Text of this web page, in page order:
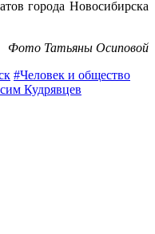
города Новосибирска
Фото Татьяны Осиповой
#Человек и общество
Кудрявцев